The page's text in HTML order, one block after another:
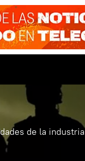
de la industria